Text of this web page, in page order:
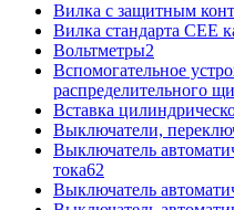
Вилка с защитным
Вилка стандарта CEE
Вольтметры2
Вспомогательное
распределительного
Вставка
Выключатели,
Выключатель
тока62
Выключатель